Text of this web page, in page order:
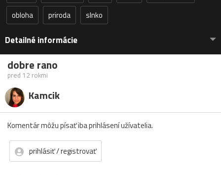
obloha
priroda slnko
Detailné informácie
dobre rano
pred 12 rokmi
Kamcik
Komentár môžu písať iba prihlásení užívatelia.
prihlásiť / registrovať